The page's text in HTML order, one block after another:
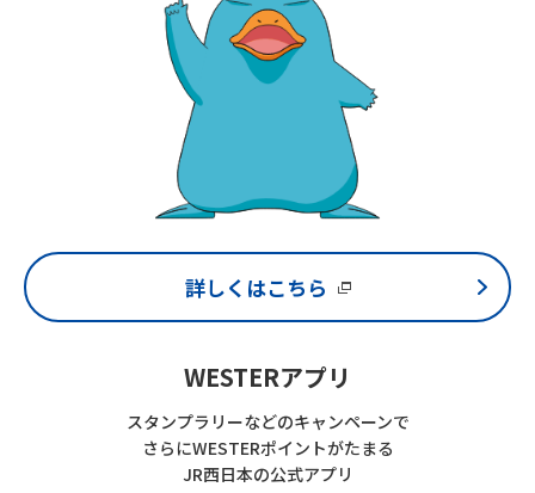
詳しくはこちら
WESTERアプリ
スタンプラリーなどのキャンペーンで
さらにWESTERポイントがたまる
JR西日本の公式アプリ